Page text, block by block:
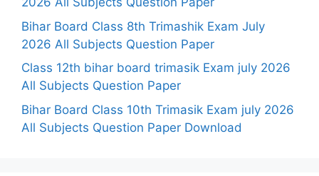
Bihar Board Class 8th Trimashik Exam July
2026 All Subjects Question Paper
Class 12th bihar board trimasik Exam july 2026
All Subjects Question Paper
Bihar Board Class 10th Trimasik Exam july 2026
All Subjects Question Paper Download